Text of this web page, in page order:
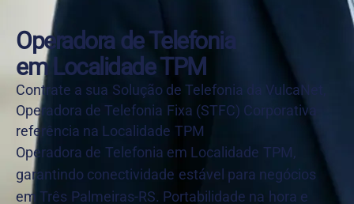
Operadora de Telefonia
em Localidade TPM
Contrate a sua Solução de Telefonia da VulcaNet,
Operadora de Telefonia Fixa (STFC) Corporativa
referência na Localidade TPM
Operadora de Telefonia em Localidade TPM,
garantindo conectividade estável para negócios
em Três Palmeiras-RS. Portabilidade na hora e